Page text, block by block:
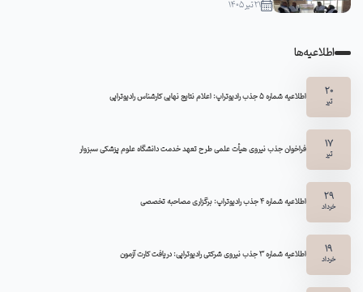
21 تیر 1405
اطلاعیه‌ها
20
تیر اطلاعیه شماره 5 جذب رادیوتراپ: اعلام نتایج نهایی کارشناس رادیوتراپی
17
تیر فراخوان جذب نیروی هیأت علمی طرح تعهد خدمت دانشگاه علوم پزشکی سبزوار
29
خرداد اطلاعیه شماره ۴ جذب رادیوتراپ: برگزاری مصاحبه تخصصی
19
خرداد اطلاعیه شماره 3 جذب نیروی شرکتی رادیوتراپی: دریافت کارت آزمون